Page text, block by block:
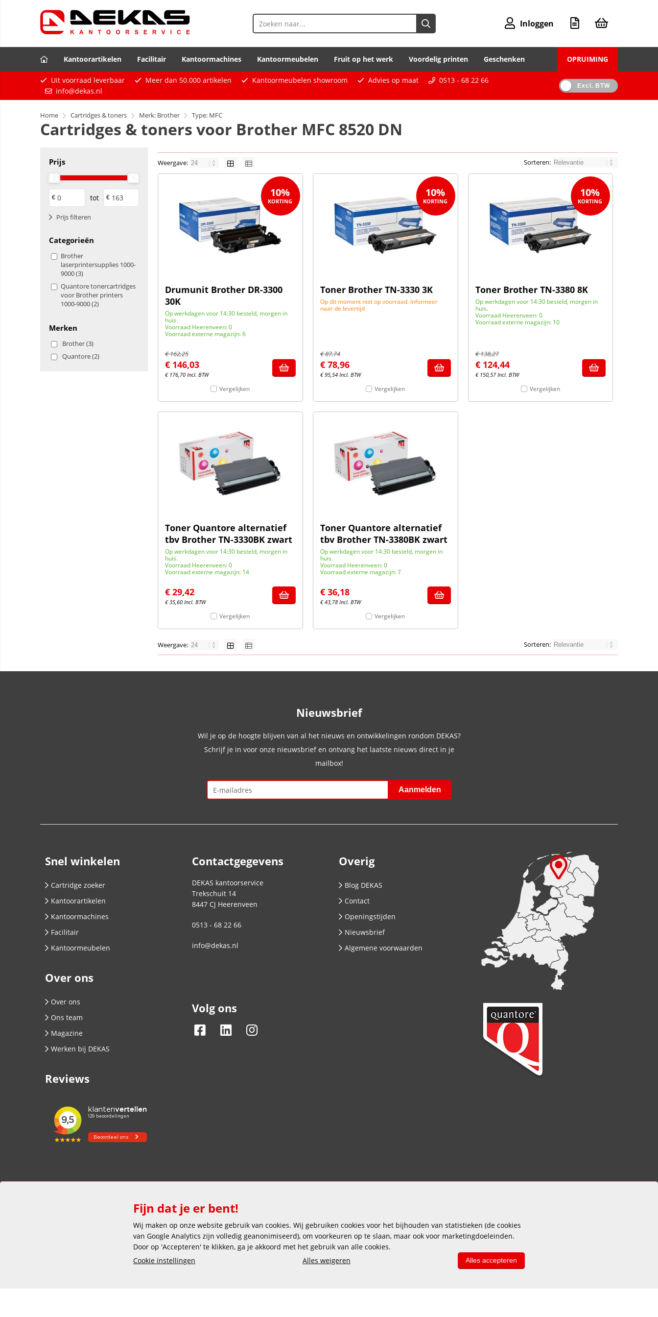
Inloggen
Kantoorartikelen Facilitair Kantoormachines Kantoormeubelen Fruit op het werk Voordelig printen Geschenken OPRUIMING
Uit voorraad leverbaar Meer dan 50.000 artikelen Kantoormeubelen showroom Advies op maat
0513 - 68 22 66
info@dekas.nl
Excl. BTW
Home Cartridges & toners Merk: Brother Type: MFC
Cartridges & toners voor Brother MFC 8520 DN
Prijs
€ tot €
Prijs filteren
Categorieën
Brother
laserprintersupplies 1000-
9000 (3)
Quantore tonercartridges
voor Brother printers
1000-9000 (2)
Merken
Brother (3)
Quantore (2)
Weergave: Sorteren:
Drumunit Brother DR-3300
30K
Op werkdagen voor 14:30 besteld, morgen in
huis.
Voorraad Heerenveen: 0
Voorraad externe magazijn: 6
€162,25
10%
€ 146,03
€ 176,70 Incl. BTW
Vergelijken
Toner Brother TN-3330 3K
Op dit moment niet op voorraad. Informeer
naar de levertijd
€87,74
10%
€ 78,96
€95,54 Incl. BTW
Vergelijken
Toner Brother TN-3380 8K
Op werkdagen voor 14:30 besteld, morgen in
huis.
Voorraad Heerenveen: 0
Voorraad externe magazijn: 10
€138,27
10%
€ 124,44
€ 150,57 Incl. BTW
Vergelijken
Toner Quantore alternatief
tbv Brother TN-3330BK zwart
Op werkdagen voor 14:30 besteld, morgen in
huis.
Voorraad Heerenveen: 0
Voorraad externe magazijn: 14
€ 29,42
€35,60 Incl. BTW
Vergelijken
Toner Quantore alternatief
tbv Brother TN-3380BK zwart
Op werkdagen voor 14:30 besteld, morgen in
huis.
Voorraad Heerenveen: 0
Voorraad externe magazijn: 7
€ 36,18
€43,78 Incl. BTW
Vergelijken
Weergave: Sorteren:
Nieuwsbrief
Wil je op de hoogte blijven van al het nieuws en ontwikkelingen rondom DEKAS?
Schrijf je in voor onze nieuwsbrief en ontvang het laatste nieuws direct in je
mailbox!
Snel winkelen
Cartridge zoeker
Kantoorartikelen
Kantoormachines
Facilitair
Kantoormeubelen
Over ons
Over ons
Ons team
Magazine
Werken bij DEKAS
Reviews
Contactgegevens
DEKAS kantoorservice
Trekschuit 14
8447 CJ Heerenveen
0513 - 68 22 66
info@dekas.nl
Volg ons
Overig
Blog DEKAS
Contact
Openingstijden
Nieuwsbrief
Algemene voorwaarden
Veilig en gemakkelijk betalen
Fijn dat je er bent!
Wij maken op onze website gebruik van cookies. Wij gebruiken cookies voor het bijhouden van statistieken (de cookies
van Google Analytics zijn volledig geanonimiseerd), om voorkeuren op te slaan, maar ook voor marketingdoeleinden.
Door op 'Accepteren' te klikken, ga je akkoord met het gebruik van alle cookies.
Cookie instellingen
Alles weigeren Alles accepteren